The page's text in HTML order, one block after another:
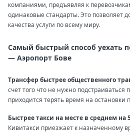
компаниями, предъявляя к
одинаковые стандарты. Это позволяет
качества услуги по всему миру.
Самый быстрый способ уехать
— Аэропорт Бове
Трансфер быстрее общественного
счет того что не нужно подстраиваться
приходится терять время на остановки
Быстрее такси на месте в среднем на
Кивитакси приезжает к назначенному